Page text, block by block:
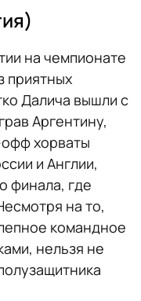
на чемпионате
приятных
Далича вышли с
Аргентину,
хорваты
и Англии,
финала, где
на то,
командное
нельзя не